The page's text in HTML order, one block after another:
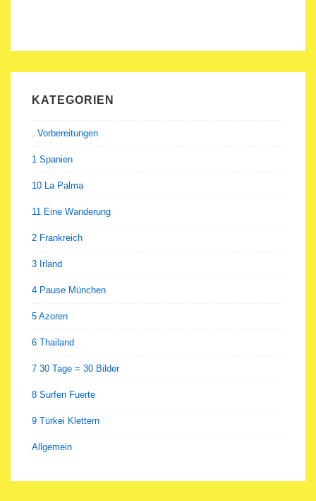
KATEGORIEN
. Vorbereitungen
1 Spanien
10 La Palma
11 Eine Wanderung
2 Frankreich
3 Irland
4 Pause München
5 Azoren
6 Thailand
7 30 Tage = 30 Bilder
8 Surfen Fuerte
9 Türkei Klettern
Allgemein